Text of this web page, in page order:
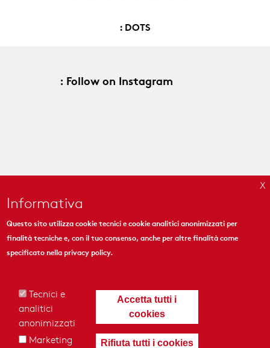
: DOTS
: Follow on Instagram
MYMOSAIC
Informativa
Questo sito utilizza cookie tecnici e cookie analitici anonimizzati per
finalità tecniche e, con il tuo consenso, anche per altre finalità come
specificato nella privacy policy.
Tecnici e
analitici
anonimizzati
Marketing
Accetta tutti i
cookies
Rifiuta tutti i cookies